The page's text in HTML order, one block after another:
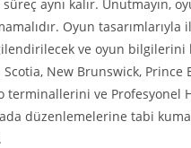
aynı kalır. Unutmayın,
Oyun tasarımlarıyla
ve oyun bilgilerini
New Brunswick, Prince
terminallerini ve Profesyonel
düzenlemelerine tabi